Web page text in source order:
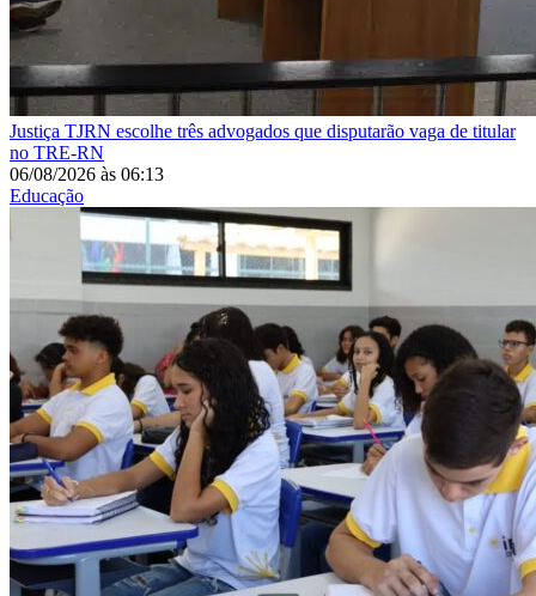
Justiça TJRN escolhe três advogados que disputarão vaga de titular
no TRE-RN
06/08/2026 às 06:13
Educação